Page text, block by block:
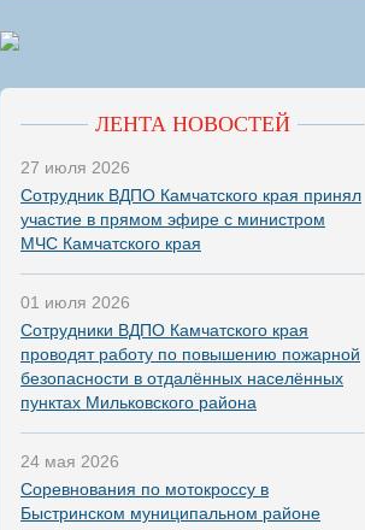
ЛЕНТА НОВОСТЕЙ
27 июля 2026
Сотрудник ВДПО Камчатского края принял
участие в прямом эфире с министром
МЧС Камчатского края
01 июля 2026
Сотрудники ВДПО Камчатского края
проводят работу по повышению пожарной
безопасности в отдалённых населённых
пунктах Мильковского района
24 мая 2026
Соревнования по мотокроссу в
Быстринском муниципальном районе